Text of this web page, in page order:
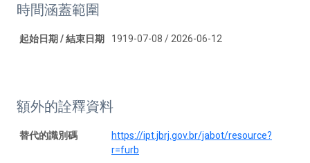
時間涵蓋範圍
起始日期 / 結束日期 1919-07-08 / 2026-06-12
額外的詮釋資料
替代的識別碼
https://ipt.jbrj.gov.br/jabot/resource?
r=furb